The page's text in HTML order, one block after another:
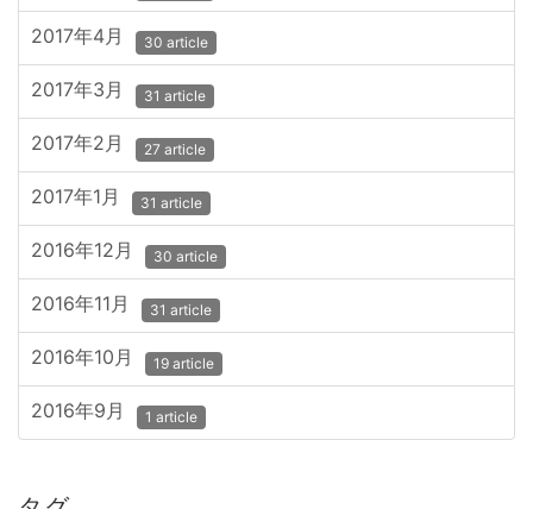
2017年4月 30 article
2017年3月 31 article
2017年2月 27 article
2017年1月 31 article
2016年12月 30 article
2016年11月 31 article
2016年10月 19 article
2016年9月 1 article